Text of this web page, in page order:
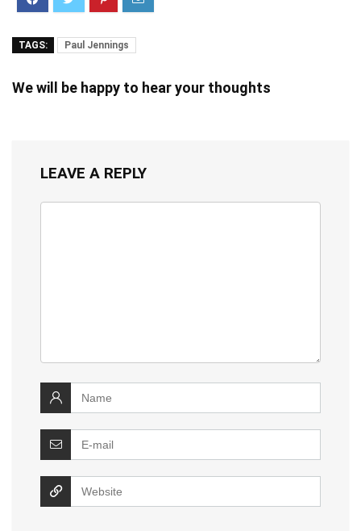
TAGS: Paul Jennings
We will be happy to hear your thoughts
LEAVE A REPLY